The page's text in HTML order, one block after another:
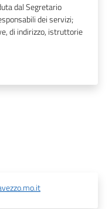
dal Segretario
dei servizi;
di indirizzo, istruttorie